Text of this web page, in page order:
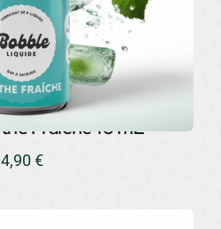
Fraîche 10 mL
4,90 €